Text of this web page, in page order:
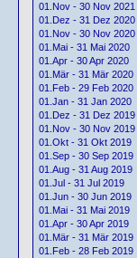
01.Nov - 30 Nov 2021
01.Dez - 31 Dez 2020
01.Nov - 30 Nov 2020
01.Mai - 31 Mai 2020
01.Apr - 30 Apr 2020
01.Mär - 31 Mär 2020
01.Feb - 29 Feb 2020
01.Jan - 31 Jan 2020
01.Dez - 31 Dez 2019
01.Nov - 30 Nov 2019
01.Okt - 31 Okt 2019
01.Sep - 30 Sep 2019
01.Aug - 31 Aug 2019
01.Jul - 31 Jul 2019
01.Jun - 30 Jun 2019
01.Mai - 31 Mai 2019
01.Apr - 30 Apr 2019
01.Mär - 31 Mär 2019
01.Feb - 28 Feb 2019